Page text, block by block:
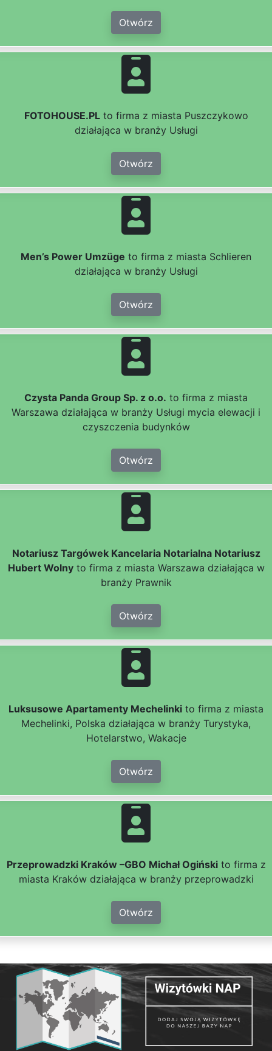
Otwórz
FOTOHOUSE.PLto firma z miasta Puszczykowo
działająca w branży Usługi
Otwórz
Men’s Power Umzüge to firma z miasta Schlieren
działająca w branży Usługi
Otwórz
Czysta Panda Group Sp. z o.o. to firma z miasta
Warszawa działająca w branży Usługi mycia elewacji i
czyszczenia budynków
Otwórz
Notariusz Targówek Kancelaria Notarialna Notariusz
Hubert Wolnyto firma z miasta Warszawa działająca w
branży Prawnik
Otwórz
Luksusowe Apartamenty Mechelinki to firma z miasta
Mechelinki, Polska działająca w branży Turystyka,
Hotelarstwo, Wakacje
Otwórz
Przeprowadzki Kraków –GBO Michał Ogińskito firma z
miasta Kraków działająca w branży przeprowadzki
Otwórz